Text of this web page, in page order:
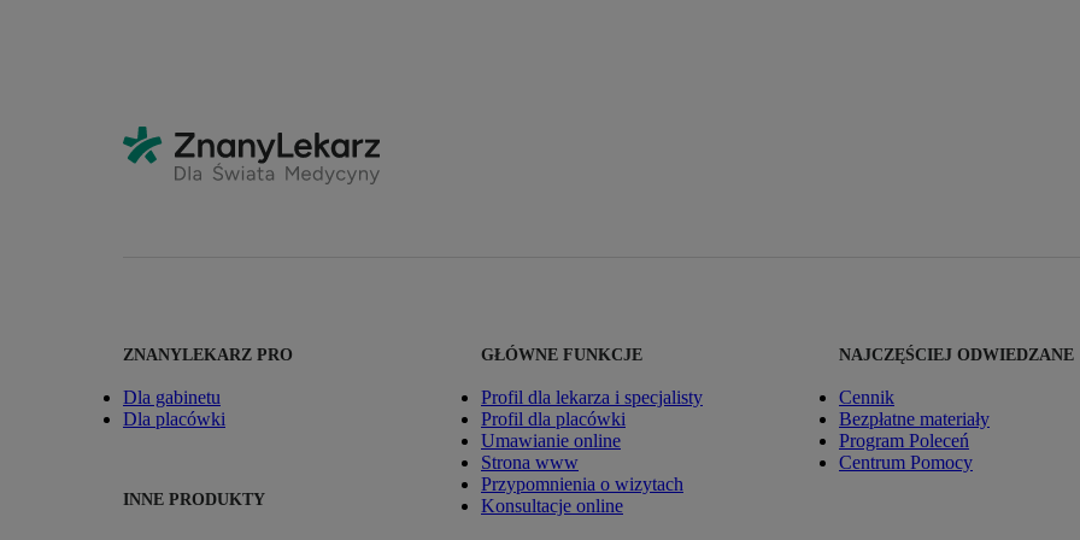
ZNANYLEKARZ PRO
Dla gabinetu
Dla placówki
INNE PRODUKTY
GŁÓWNE FUNKCJE
Profil dla lekarza i specjalisty
Profil dla placówki
Umawianie online
Strona www
Przypomnienia o wizytach
Konsultacje online
NAJCZĘŚCIEJ ODWIEDZANE
Cennik
Bezpłatne materiały
Program Poleceń
Centrum Pomocy